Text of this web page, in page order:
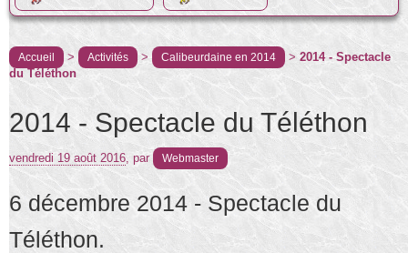
Accueil > Activités > Calibeurdaine en 2014 > 2014 - Spectacle
du Téléthon
2014 - Spectacle du Téléthon
vendredi 19 août 2016, par Webmaster
6 décembre 2014 - Spectacle du
Téléthon.